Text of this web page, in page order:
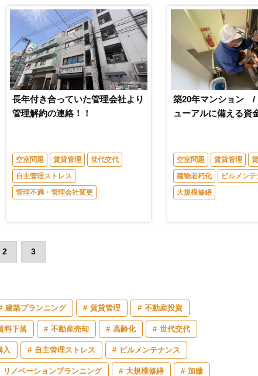
長年付き合っていた管理会社より
管理解約の連絡！！
空室問題 賃貸管理
世代交代
自主管理ストレス
管理不満・管理会社変更
築20年マンション
ューアルに備える資
空室問題 賃貸管理
建物老朽化
ビルメンテ
大規模修繕
2 3
建築プランニング 賃貸管理 不動産投資
料下落 不動産売却 高齢化 世代交代
入 自主管理ストレス ビルメンテナンス
リノベーションプランニング 大規模修繕 加藤